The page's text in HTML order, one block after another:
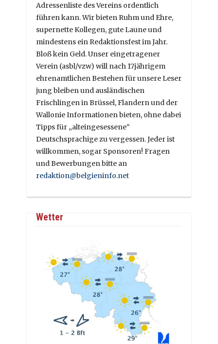
Adressenliste des Vereins ordentlich
führen kann. Wir bieten Ruhm und Ehre,
supernette Kollegen, gute Laune und
mindestens ein Redaktionsfest im Jahr.
Bloß kein Geld. Unser eingetragener
Verein (asbl/vzw) will nach 17jährigem
ehrenamtlichen Bestehen für unsere Leser
jung bleiben und ausländischen
Frischlingen in Brüssel, Flandern und der
Wallonie Informationen bieten, ohne dabei
Tipps für „alteingesessene“
Deutschsprachige zu vergessen. Jeder ist
willkommen, sogar Sponsoren! Fragen
und Bewerbungen bitte an
redaktion@belgieninfo.net
Wetter